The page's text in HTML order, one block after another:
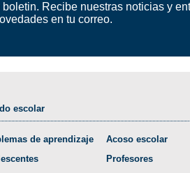
Recibe nuestras noticias y
en tu correo.
escolar
de aprendizaje
Acoso escolar
Profesores